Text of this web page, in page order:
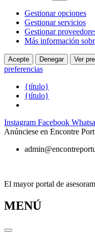
Gestionar opciones
Gestionar servicios
Gestionar
Más información
Acepte Denegar Ver
preferencias
{título}
{título}
Ir
al
Instagram Facebook
Anúnciese en Encontre
El mayor portal de
MENÚ